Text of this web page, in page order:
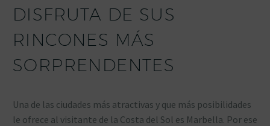
DISFRUTA DE SUS
RINCONES MÁS
SORPRENDENTES
Una de las ciudades más atractivas y que más posibilidades
le ofrece al visitante de la Costa del Sol es Marbella. Por ese